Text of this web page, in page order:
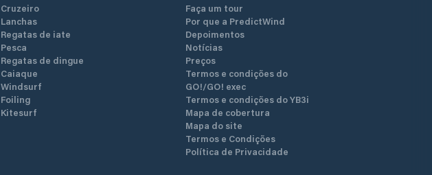
Cruzeiro
Lanchas
Regatas de iate
Pesca
Regatas de dingue
Caiaque
Windsurf
Foiling
Kitesurf
Faça um tour
Por que a PredictWind
Depoimentos
Notícias
Preços
Termos e condições do
GO!/GO! exec
Termos e condições do YB3i
Mapa de cobertura
Mapa do site
Termos e Condições
Política de Privacidade